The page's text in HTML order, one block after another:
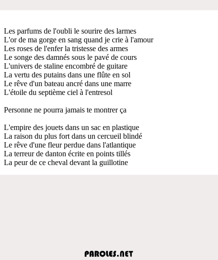
Les parfums de l'oubli le sourire des larmes
L'or de ma gorge en sang quand je crie à l'amour
Les roses de l'enfer la tristesse des armes
Le songe des damnés sous le pavé de cours
L'univers de staline encombré de guitare
La vertu des putains dans une flûte en sol
Le rêve d'un bateau ancré dans une marre
L'étoile du septième ciel à l'entresol
Personne ne pourra jamais te montrer ça
L'empire des jouets dans un sac en plastique
La raison du plus fort dans un cercueil blindé
Le rêve d'une fleur perdue dans l'atlantique
La terreur de danton écrite en points tillés
La peur de ce cheval devant la guillotine